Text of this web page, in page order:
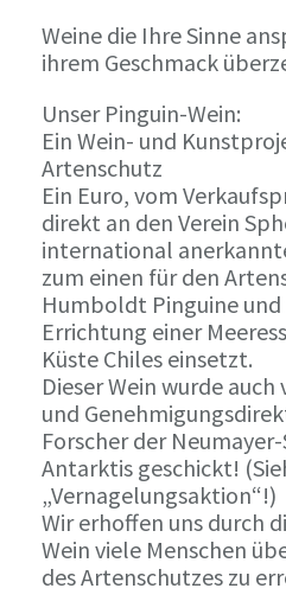
Weine die Ihre Sinne
ihrem Geschmack
Unser Pinguin-Wein:
Ein Wein- und
Artenschutz
Ein Euro, vom
direkt an den Verein
international
zum einen für den
Humboldt Pinguine
Errichtung einer
Küste Chiles einsetzt.
Dieser Wein wurde
und
Forscher der
Antarktis geschickt!
„Vernagelungsaktion“!)
Wir erhoffen uns durch
Wein viele Menschen
des Artenschutzes zu